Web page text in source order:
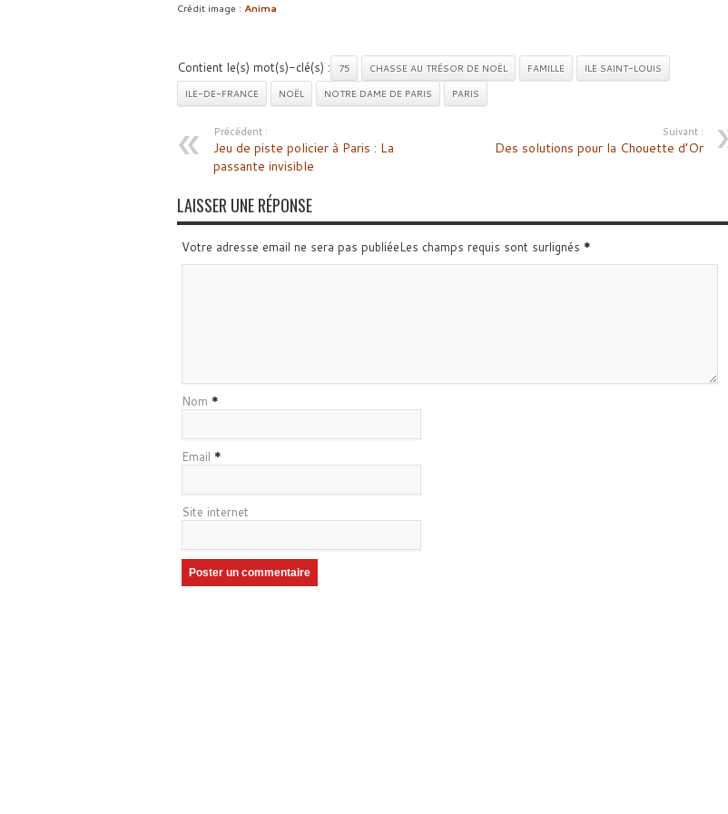
Crédit image : Anima
Contient le(s) mot(s)-clé(s) : 75 CHASSE AU TRÉSOR DE NOËL FAMILLE
ILE SAINT-LOUIS
ILE-DE-FRANCE
NOËL NOTRE DAME DE PARIS PARIS
Précédent :
Jeu de piste policier à Paris : La
passante invisible
Suivant :
Des solutions pour la Chouette d’Or
LAISSER UNE RÉPONSE
Votre adresse email ne sera pas publiéeLes champs requis sont surlignés *
Nom *
Email *
Site internet